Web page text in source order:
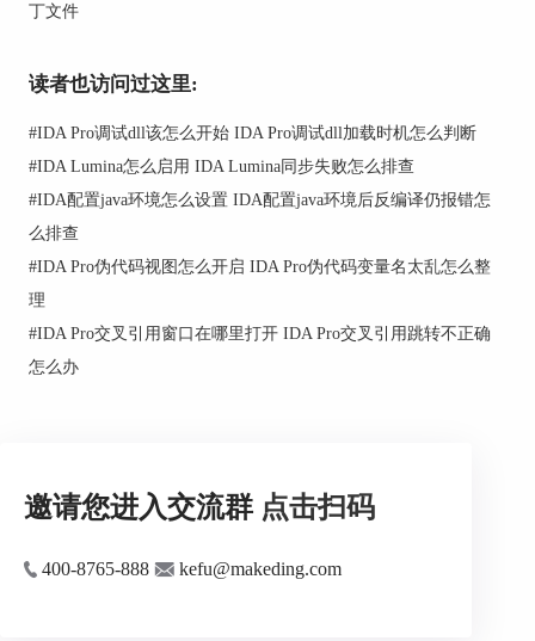
4、只导出序号的dll用Ordinal反查并补命名
Ordinal列并按序号建立映射表，把常用序号导出先
GetProcAddress按序号定位时就能快速对上。
5、识别转发导出避免追到错误位置
如果双击导出项跳转后看到的是一段字符串或跳转
壳，而不是正常函数体，这类很可能是转发导出，
做法是先确认它最终指向哪个模块哪个符号，再去
对应模块里分析真实实现，避免在本dll里硬追。
6、用导出反推业务入口并建立优先级
二、IDA反汇编dll找不到DllMain怎么处理
找不到DllMain通常不是IDA坏了，而是入口函数名
称并不一定叫DllMain，很多编译器会把入口命名
丁文件
读者也访问过这里:
#IDA Pro调试dll该怎么开始 IDA Pro调试dll加载时机怎么判断
#IDA Lumina怎么启用 IDA Lumina同步失败怎么排查
#IDA配置java环境怎么设置 IDA配置java环境后反编译仍报错怎
么排查
#IDA Pro伪代码视图怎么开启 IDA Pro伪代码变量名太乱怎么整
理
#IDA Pro交叉引用窗口在哪里打开 IDA Pro交叉引用跳转不正确
怎么办
邀请您进入交流群 点击扫码
400-8765-888 kefu@makeding.com